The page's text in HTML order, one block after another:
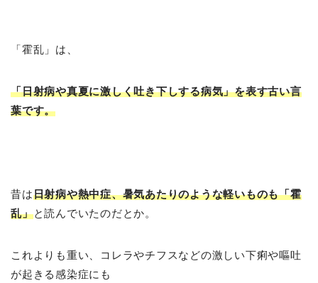
「霍乱」は、
「日射病や真夏に激しく吐き下しする病気」を表す古い言
葉です。
昔は日射病や熱中症、暑気あたりのような軽いものも「霍
乱」と読んでいたのだとか。
これよりも重い、コレラやチフスなどの激しい下痢や嘔吐
が起きる感染症にも